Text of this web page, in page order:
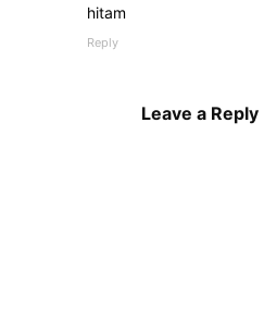
hitam
Reply
Leave a Reply